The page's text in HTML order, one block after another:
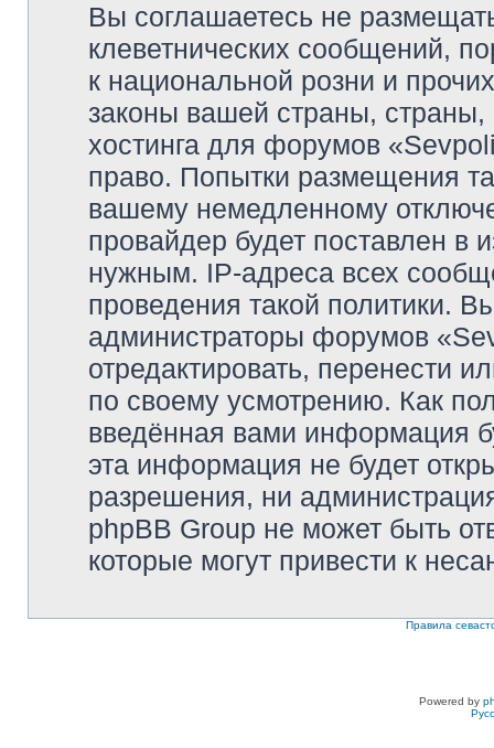
Вы соглашаетесь не
клеветнических сообщений,
к национальной розни и
законы вашей страны, страны,
хостинга для форумов
право. Попытки размещения
вашему немедленному
провайдер будет поставлен в
нужным. IP-адреса всех
проведения такой политики.
администраторы форумов
отредактировать, перенести
по своему усмотрению. Как
введённая вами информация
эта информация не будет
разрешения, ни
phpBB Group не может быть
которые могут привести к
Правила
Powered by